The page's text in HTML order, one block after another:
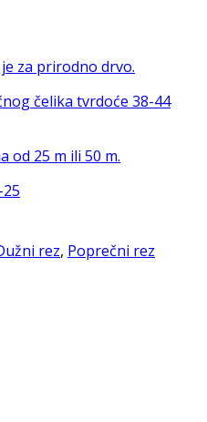
za prirodno drvo.
čelika tvrdoće 38-44
od 25 m ili 50 m.
rez, Poprečni rez